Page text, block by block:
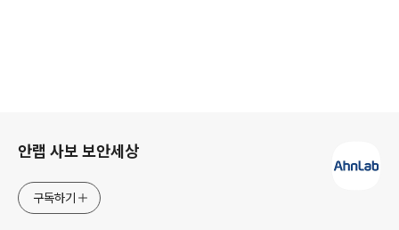
안랩 사보 보안세상
구독하기